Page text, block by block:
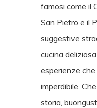
famosi come il
San Pietro e il
suggestive
cucina
esperienze
imperdibile.
storia,